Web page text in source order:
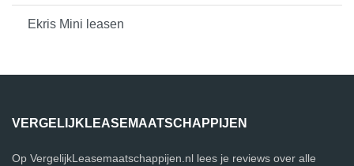
Ekris Mini leasen
VERGELIJKLEASEMAATSCHAPPIJEN
Op VergelijkLeasemaatschappijen.nl lees je reviews over alle